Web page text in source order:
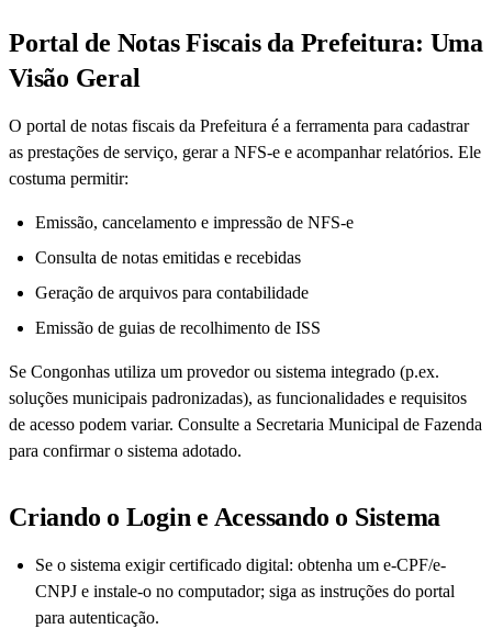
Portal de Notas Fiscais da Prefeitura: Uma
Visão Geral
O portal de notas fiscais da Prefeitura é a ferramenta para cadastrar
as prestações de serviço, gerar a NFS-e e acompanhar relatórios. Ele
costuma permitir:
Emissão, cancelamento e impressão de NFS-e
Consulta de notas emitidas e recebidas
Geração de arquivos para contabilidade
Emissão de guias de recolhimento de ISS
Se Congonhas utiliza um provedor ou sistema integrado (p.ex.
soluções municipais padronizadas), as funcionalidades e requisitos
de acesso podem variar. Consulte a Secretaria Municipal de Fazenda
para confirmar o sistema adotado.
Criando o Login e Acessando o Sistema
Se o sistema exigir certificado digital: obtenha um e-CPF/e-
CNPJ e instale-o no computador; siga as instruções do portal
para autenticação.